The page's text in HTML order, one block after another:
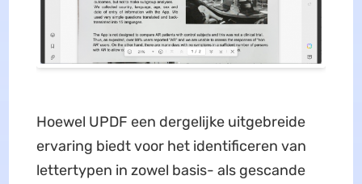
Hoewel UPDF een dergelijke uitgebreide
ervaring biedt voor het identificeren van
lettertypen in zowel basis- als gescande